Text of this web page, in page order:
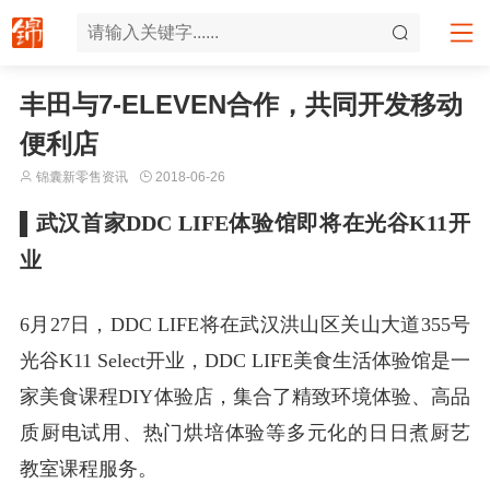
丰田与7-ELEVEN合作，共同开发移动
便利店
锦囊新零售资讯 2018-06-26
武汉首家DDC LIFE体验馆即将在光谷K11开
业
6月27日，DDC LIFE将在武汉洪山区关山大道355号
光谷K11 Select开业，DDC LIFE美食生活体验馆是一
家美食课程DIY体验店，集合了精致环境体验、高品
质厨电试用、热门烘培体验等多元化的日日煮厨艺
教室课程服务。